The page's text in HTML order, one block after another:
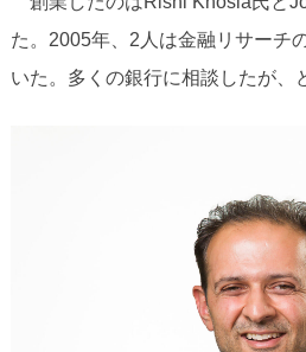
た。2005年、2人は金融リサーチ
いた。多くの銀行に相談したが、